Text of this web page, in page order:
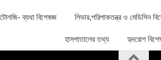
ব্যথা বিশেষজ্ঞ লিভার,পরিপাকতন্ত্র ও মেডিসিন
হাসপাতালের তথ্য হৃদরোগ